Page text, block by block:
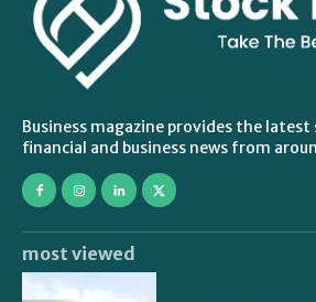
Business magazine provides the
financial and business news from
most viewed